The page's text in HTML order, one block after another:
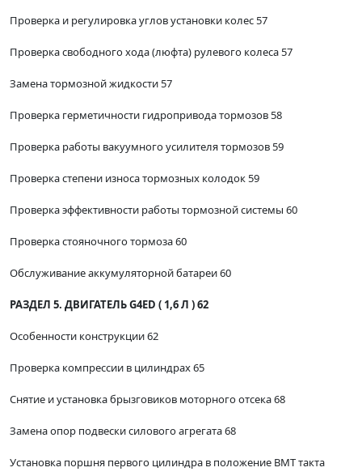
Проверка и регулировка углов установки колес 57
Проверка свободного хода (люфта) рулевого колеса 57
Замена тормозной жидкости 57
Проверка герметичности гидропривода тормозов 58
Проверка работы вакуумного усилителя тормозов 59
Проверка степени износа тормозных колодок 59
Проверка эффективности работы тормозной системы 60
Проверка стояночного тормоза 60
Обслуживание аккумуляторной батареи 60
РАЗДЕЛ 5. ДВИГАТЕЛЬ G4ED ( 1,6 Л ) 62
Особенности конструкции 62
Проверка компрессии в цилиндрах 65
Снятие и установка брызговиков моторного отсека 68
Замена опор подвески силового агрегата 68
Установка поршня первого цилиндра в положение ВМТ такта